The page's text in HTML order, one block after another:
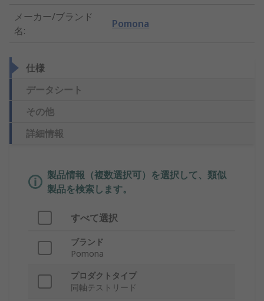
メーカー/ブランド
名:
Pomona
仕様
データシート
その他
詳細情報
製品情報（複数選択可）を選択して、類似
製品を検索します。
すべて選択
ブランド
Pomona
プロダクトタイプ
同軸テストリード